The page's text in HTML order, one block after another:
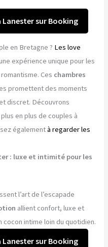
Lanester sur Booking
en Bretagne ? Les love
expérience unique pour les
Ces chambres
promettent des moments
discret. Découvrons
en plus de couples à
égalementà regarder les
: luxe et intimité pour les
l’art de l’escapade
allient confort, luxe et
cocon intime loin du quotidien.
Lanester sur Booking